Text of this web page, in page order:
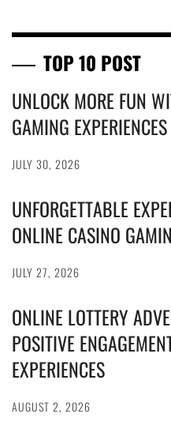
TOP 10 POST
UNLOCK MORE FUN
GAMING EXPERIENCES
JULY 30, 2026
UNFORGETTABLE
ONLINE CASINO
JULY 27, 2026
ONLINE LOTTERY
POSITIVE
EXPERIENCES
AUGUST 2, 2026